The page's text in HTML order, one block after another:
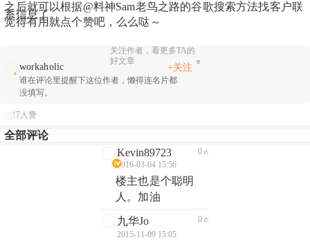
之后就可以根据@料神Sam老鸟之路的谷歌搜索方法找客户联
系信息了。
觉得有用就点个赞吧，么么哒～
关注作者，看更多TA的
好文章
workaholic
谁在评论里提醒下这位作者，懒得连名片都
没填写。
+关注
17人赞
全部评论
Kevin89723
2016-03-04 15:56
0
楼主也是个聪明
人。加油
九华Jo
2015-11-09 15:05
0